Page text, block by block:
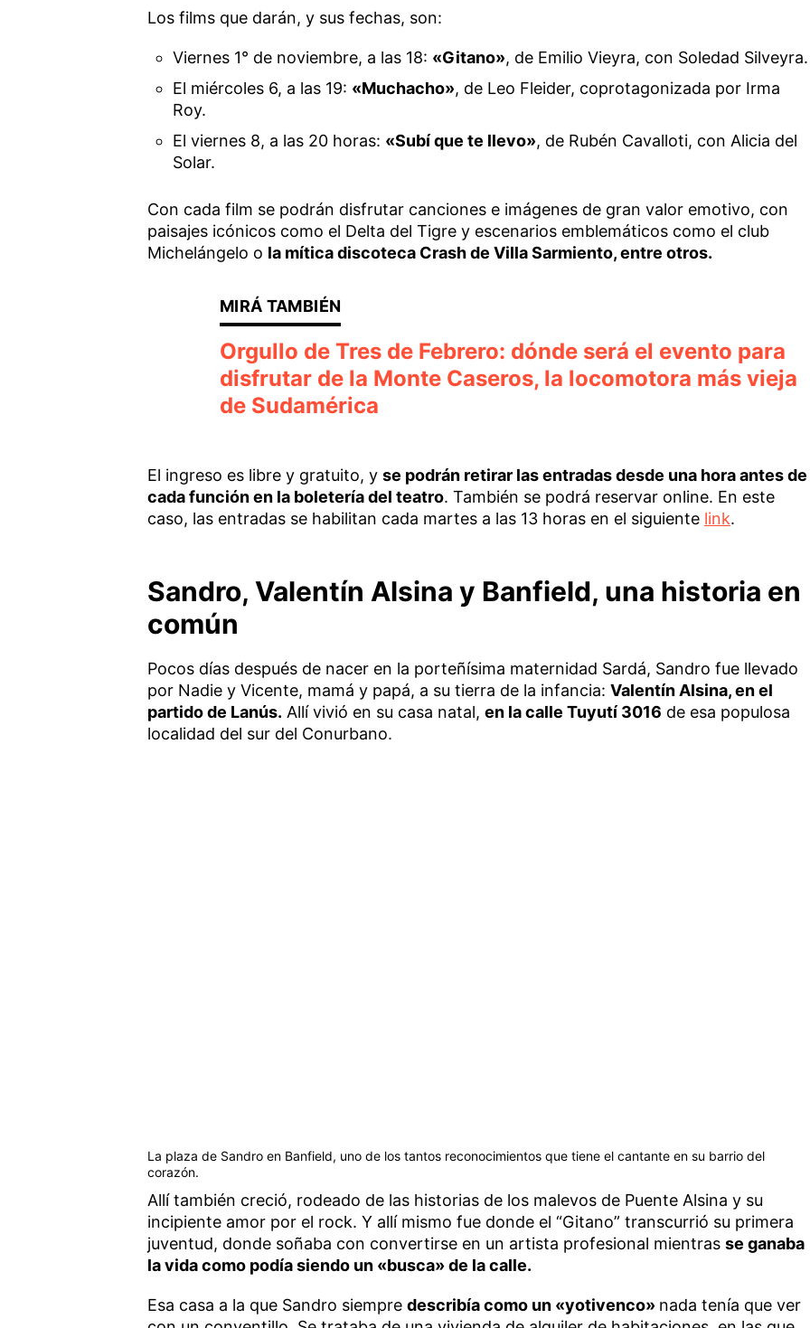
Los films que darán, y sus fechas, son:
Viernes 1° de noviembre, a las 18: «Gitano», de Emilio Vieyra, con Soledad Silveyra.
El miércoles 6, a las 19: «Muchacho», de Leo Fleider, coprotagonizada por Irma
Roy.
El viernes 8, a las 20 horas: «Subí que te llevo», de Rubén Cavalloti, con Alicia del
Solar.
Con cada film se podrán disfrutar canciones e imágenes de gran valor emotivo, con
paisajes icónicos como el Delta del Tigre y escenarios emblemáticos como el club
Michelángelo o la mítica discoteca Crash de Villa Sarmiento, entre otros.
Orgullo de Tres de Febrero: dónde será el evento para
disfrutar de la Monte Caseros, la locomotora más vieja
de Sudamérica
El ingreso es libre y gratuito, y se podrán retirar las entradas desde una hora antes de
cada función en la boletería del teatro. También se podrá reservar online. En este
caso, las entradas se habilitan cada martes a las 13 horas en el siguiente link.
Sandro, Valentín Alsina y Banfield, una historia en
común
Pocos días después de nacer en la porteñísima maternidad Sardá, Sandro fue llevado
por Nadie y Vicente, mamá y papá, a su tierra de la infancia: Valentín Alsina, en el
partido de Lanús. Allí vivió en su casa natal, en la calle Tuyutí 3016 de esa populosa
localidad del sur del Conurbano.
La plaza de Sandro en Banfield, uno de los tantos reconocimientos que tiene el cantante en su barrio del
corazón.
Allí también creció, rodeado de las historias de los malevos de Puente Alsina y su
incipiente amor por el rock. Y allí mismo fue donde el “Gitano” transcurrió su primera
juventud, donde soñaba con convertirse en un artista profesional mientras se ganaba
la vida como podía siendo un «busca» de la calle.
Esa casa a la que Sandro siempre describía como un «yotivenco» nada tenía que ver